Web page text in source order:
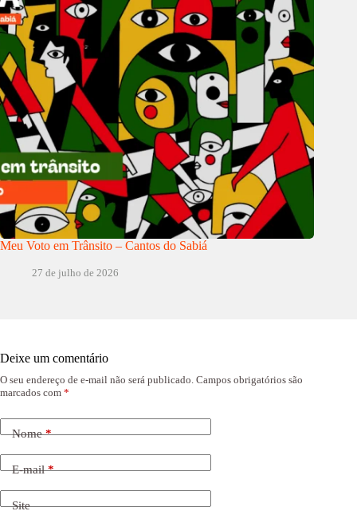
Meu Voto em Trânsito – Cantos do Sabiá
27 de julho de 2026
Deixe um comentário
O seu endereço de e-mail não será publicado. Campos obrigatórios são
marcados com *
Nome*
E-mail*
Site